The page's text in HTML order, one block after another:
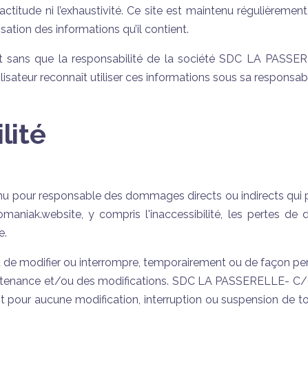
ni l’exhaustivité. Ce site est maintenu
des informations qu’il contient.
que la responsabilité de la société SDC LA
reconnaît utiliser ces informations sous sa
pour responsable des dommages directs ou indirects qui
y compris l'inaccessibilité, les pertes de
modifier ou interrompre, temporairement ou de façon
et/ou des modifications. SDC LA PASSERELLE-
pour aucune modification, interruption ou suspension de